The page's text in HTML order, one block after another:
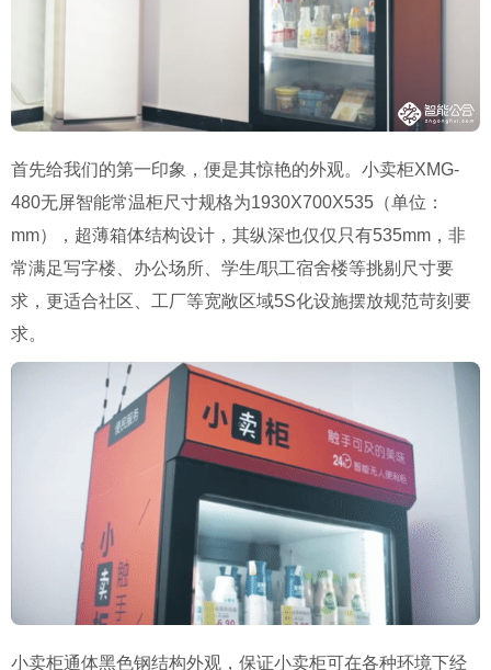
首先给我们的第一印象，便是其惊艳的外观。小卖柜XMG-
480无屏智能常温柜尺寸规格为1930X700X535（单位：
mm），超薄箱体结构设计，其纵深也仅仅只有535mm，非
常满足写字楼、办公场所、学生/职工宿舍楼等挑剔尺寸要
求，更适合社区、工厂等宽敞区域5S化设施摆放规范苛刻要
求。
小卖柜通体黑色钢结构外观，保证小卖柜可在各种环境下经